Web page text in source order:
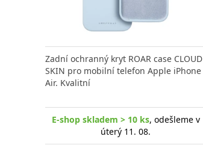
Zadní ochranný kryt ROAR case CLOUD
SKIN pro mobilní telefon Apple iPhone
Air. Kvalitní
E-shop skladem > 10 ks, odešleme v
úterý 11. 08.